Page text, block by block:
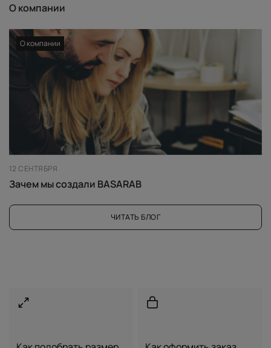
О компании
О компании
12 СЕНТЯБРЯ
Зачем мы создали BASARAB
ЧИТАТЬ БЛОГ